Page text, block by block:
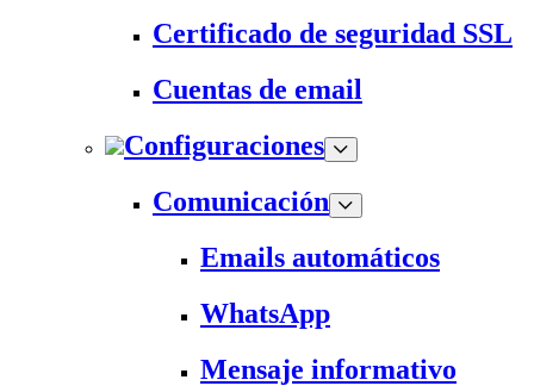
Certificado de seguridad SSL
Cuentas de email
Configuraciones
Comunicación
Emails automáticos
WhatsApp
Mensaje informativo